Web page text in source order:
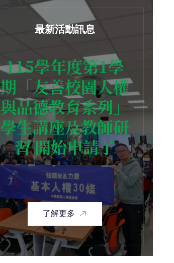
最新活動訊息
115學年度第1學
期「友善校園人權
與品德教育系列」
學生講座及教師研
習 開始申請了
了解更多